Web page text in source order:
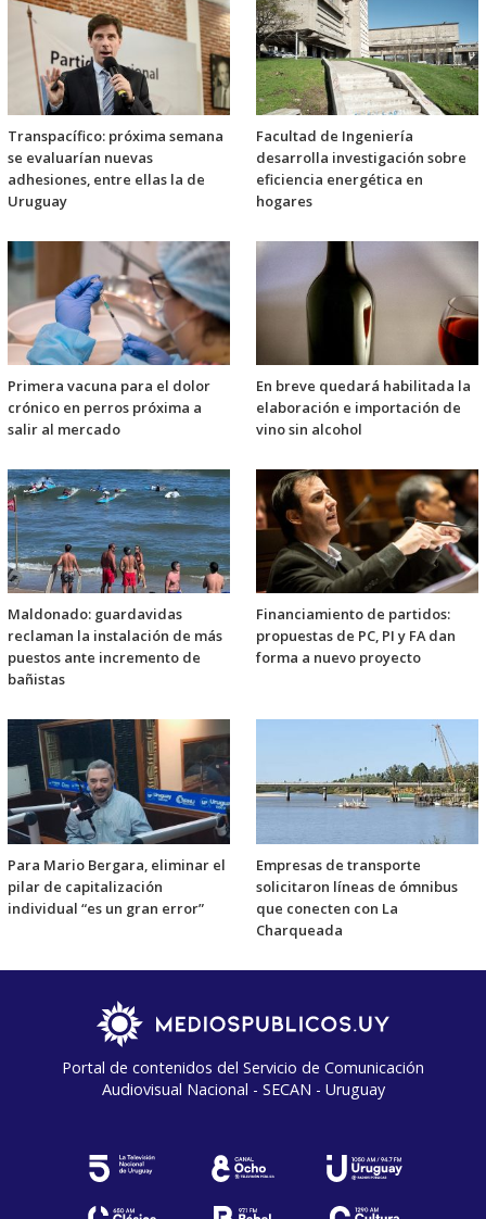
Transpacífico: próxima semana
se evaluarían nuevas
adhesiones, entre ellas la de
Uruguay
Facultad de Ingeniería
desarrolla investigación sobre
eficiencia energética en
hogares
Primera vacuna para el dolor
crónico en perros próxima a
salir al mercado
En breve quedará habilitada la
elaboración e importación de
vino sin alcohol
Maldonado: guardavidas
reclaman la instalación de más
puestos ante incremento de
bañistas
Financiamiento de partidos:
propuestas de PC, PI y FA dan
forma a nuevo proyecto
Para Mario Bergara, eliminar el
pilar de capitalización
individual “es un gran error”
Empresas de transporte
solicitaron líneas de ómnibus
que conecten con La
Charqueada
Portal de contenidos del Servicio de Comunicación
Audiovisual Nacional - SECAN - Uruguay